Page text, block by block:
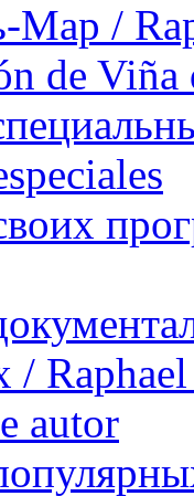
Мар /
de
/
autor